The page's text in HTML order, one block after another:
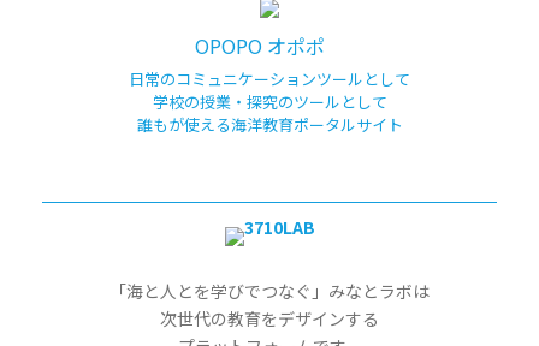
OPOPO オポポ
日常のコミュニケーションツールとして
学校の授業・探究のツールとして
誰もが使える海洋教育ポータルサイト
「海と人とを学びでつなぐ」みなとラボは
次世代の教育をデザインする